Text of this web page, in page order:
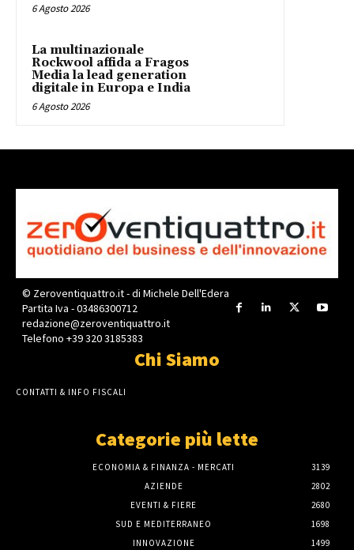
6 Agosto 2026
La multinazionale
Rockwool affida a Fragos
Media la lead generation
digitale in Europa e India
6 Agosto 2026
© Zeroventiquattro.it - di Michele Dell'Edera
Partita Iva - 03486300712
redazione@zeroventiquattro.it
Telefono +39 320 3185383
Chi Siamo
CONTATTI & INFO FISCALI
Categorie più lette
ECONOMIA & FINANZA - MERCATI
3139
AZIENDE
2802
EVENTI & FIERE
2680
SUD E MEDITERRANEO
1698
INNOVAZIONE
1499